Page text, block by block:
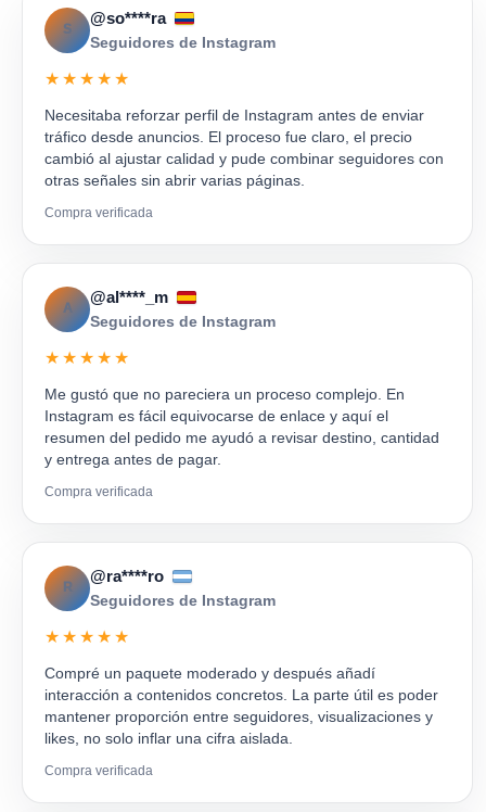
S
@so****ra
Seguidores de Instagram
★★★★★
Necesitaba reforzar perfil de Instagram antes de enviar
tráfico desde anuncios. El proceso fue claro, el precio
cambió al ajustar calidad y pude combinar seguidores con
otras señales sin abrir varias páginas.
Compra verificada
A
@al****_m
Seguidores de Instagram
★★★★★
Me gustó que no pareciera un proceso complejo. En
Instagram es fácil equivocarse de enlace y aquí el
resumen del pedido me ayudó a revisar destino, cantidad
y entrega antes de pagar.
Compra verificada
R
@ra****ro
Seguidores de Instagram
★★★★★
Compré un paquete moderado y después añadí
interacción a contenidos concretos. La parte útil es poder
mantener proporción entre seguidores, visualizaciones y
likes, no solo inflar una cifra aislada.
Compra verificada